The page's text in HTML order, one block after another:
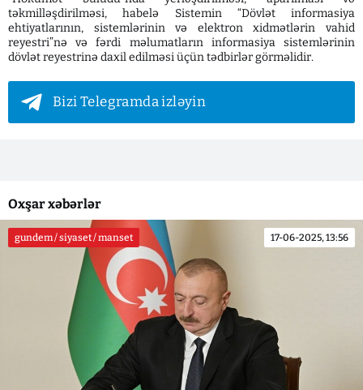
təkmilləşdirilməsi, habelə Sistemin “Dövlət informasiya
ehtiyatlarının, sistemlərinin və elektron xidmətlərin vahid
reyestri”nə və fərdi məlumatların informasiya sistemlərinin
dövlət reyestrinə daxil edilməsi üçün tədbirlər görməlidir.
Bizi Telegramda izləyin
Oxşar xəbərlər
gundem / siyaset / manset 17-06-2025, 13:56